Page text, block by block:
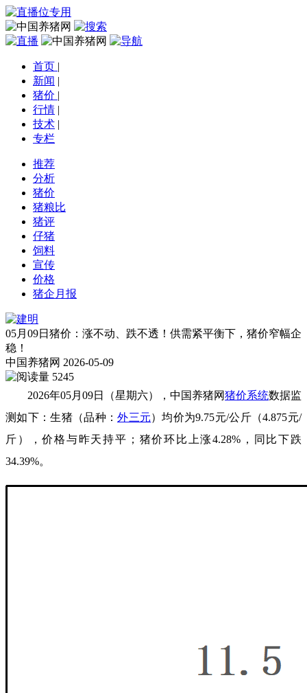
首页 |
新闻 |
猪价 |
行情 |
技术 |
专栏
推荐
分析
猪价
猪粮比
猪评
仔猪
饲料
宣传
价格
猪企月报
05月09日猪价：涨不动、跌不透！供需紧平衡下，猪价窄幅企
稳！
中国养猪网 2026-05-09
5245
2026年05月09日（星期六），中国养猪网猪价系统数据监
测如下：生猪（品种：外三元）均价为9.75元/公斤（4.875元/
斤），价格与昨天持平；猪价环比上涨4.28%，同比下跌
34.39%。